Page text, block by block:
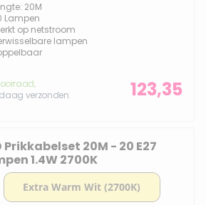
20M
Lampen
op netstroom
lampen
verzonden
123,35
Prikkabelset 20M - 20 E27
1.4W 2700K